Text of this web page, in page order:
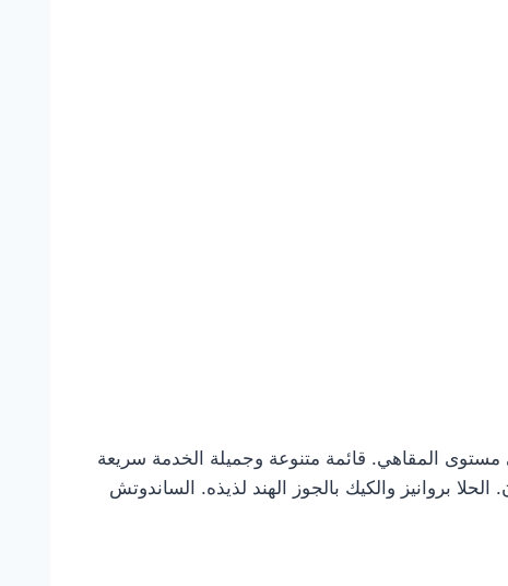
المقاهي. قائمة متنوعة وجميلة الخدمة سريعة
بروانيز والكيك بالجوز الهند لذيذه. الساندوتش